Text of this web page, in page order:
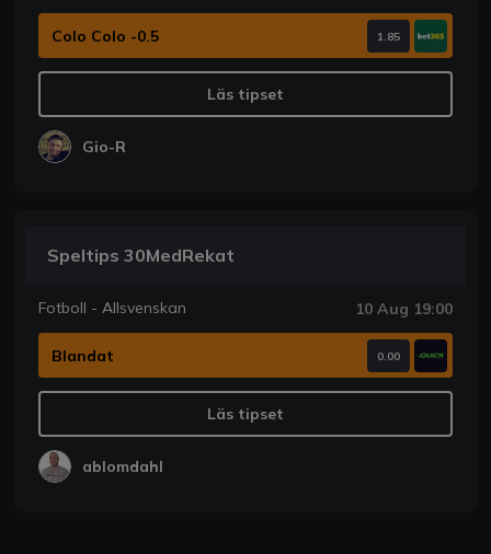
Colo Colo -0.5 1.85
Läs tipset
Gio-R
Speltips 30MedRekat
Fotboll - Allsvenskan 10 Aug 19:00
Blandat 0.00
Läs tipset
ablomdahl